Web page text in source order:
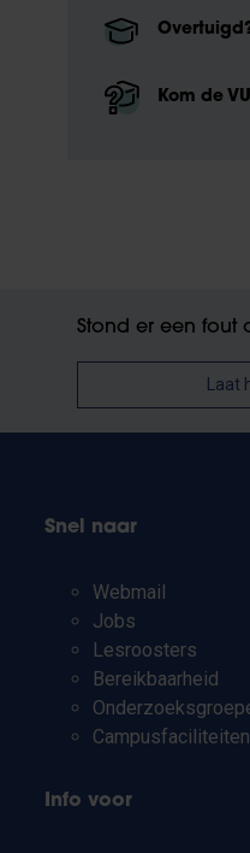
Kom de
Stond er een fout
Snel naar
Webmail
Jobs
Lesroosters
Bereikbaarheid
Campusfaciliteiten
Info voor